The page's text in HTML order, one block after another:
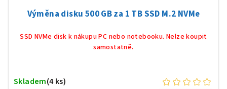
Výměna disku 500 GB za 1 TB SSD M.2 NVMe
SSD NVMe disk k nákupu PC nebo notebooku. Nelze koupit
samostatně.
Skladem(4 ks)